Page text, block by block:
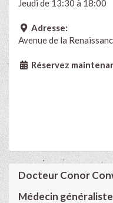
Jeudi de 13:30 à 18:00
Adresse:
Avenue de la
Réservez
Docteur Conor
Médecin généraliste